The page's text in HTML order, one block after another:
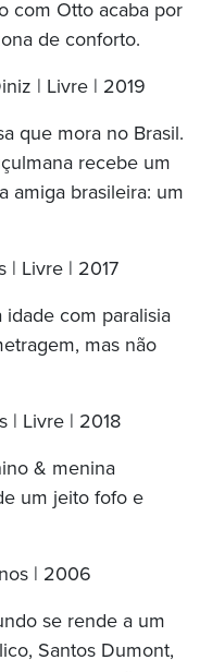
com Otto acaba por
de conforto.
| Livre | 2019
que mora no Brasil.
recebe um
amiga brasileira: um
| Livre | 2017
com paralisia
mas não
| Livre | 2018
& menina
um jeito fofo e
| 2006
se rende a um
Santos Dumont,